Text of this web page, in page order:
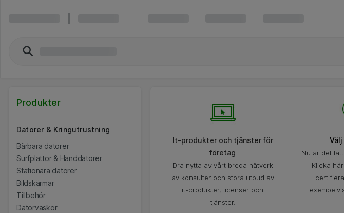
Produkter
Datorer & Kringutrustning
Bärbara datorer
Surfplattor & Handdatorer
Stationära datorer
Bildskärmar
Tillbehör
Datorväskor
It-produkter och tjänster för
företag
Dra nytta av vårt breda nätverk
av konsulter och stora utbud av
it-produkter, licenser och
tjänster.
Nu är det
Klicka